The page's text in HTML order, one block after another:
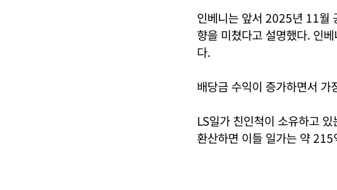
인베니는 앞서 2025년 11월
향을 미쳤다고 설명했다. 인
다.
배당금 수익이 증가하면서
LS일가 친인척이 소유하고
환산하면 이들 일가는 약